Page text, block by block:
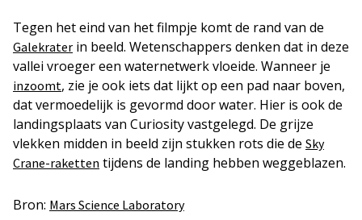
Tegen het eind van het filmpje komt de rand van de
Galekrater in beeld. Wetenschappers denken dat in deze
vallei vroeger een waternetwerk vloeide. Wanneer je
inzoomt, zie je ook iets dat lijkt op een pad naar boven,
dat vermoedelijk is gevormd door water. Hier is ook de
landingsplaats van Curiosity vastgelegd. De grijze
vlekken midden in beeld zijn stukken rots die de Sky
Crane-raketten tijdens de landing hebben weggeblazen.
Bron: Mars Science Laboratory